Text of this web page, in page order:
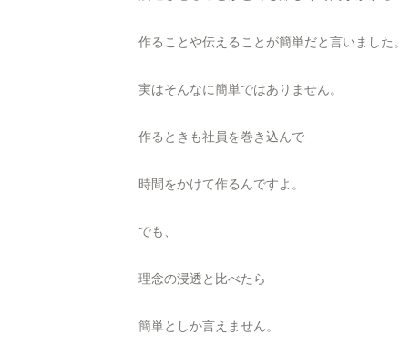
作ることや伝えることが簡単だと言いました。
実はそんなに簡単ではありません。
作るときも社員を巻き込んで
時間をかけて作るんですよ。
でも、
理念の浸透と比べたら
簡単としか言えません。